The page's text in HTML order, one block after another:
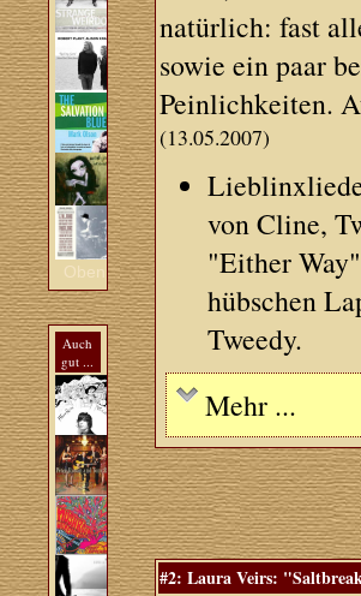
Oben
Auch
gut ...
natürlich: fast
sowie ein paar
Peinlichkeiten.
(13.05.2007)
von Cline,
"Either
hübschen
Tweedy.
Mehr ...
#2: Laura Veirs: